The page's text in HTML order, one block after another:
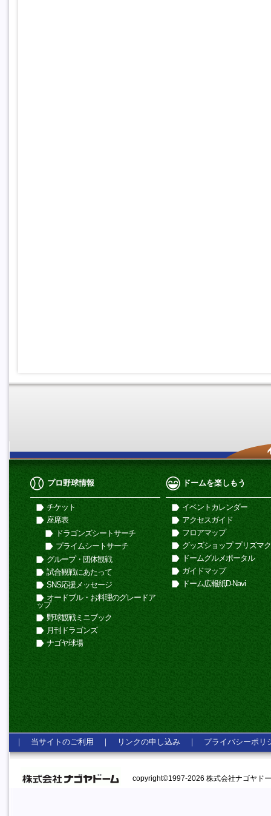
プロ野球情報
チケット
座席表
ドラゴンズシートサーチ
プライムシートサーチ
グループ・団体観戦
試合観戦にあたって
SNS応援メッセージ
オードブル・お料理のグレードア
ップ
野球観戦ミニブック
月刊ドラゴンズ
ナゴヤ球場
ドームを楽しもう
イベントカレンダー
アクセスガイド
フロアマップ
グッズショップ プリズマ
ドームグルメポータル
ガイドマップ
ドーム広報紙D-Navi
｜ 当サイトのご利用 ｜ リンクの申し込み ｜ プライバシーポリ
copyright©1997-2026 株式会社ナゴヤド